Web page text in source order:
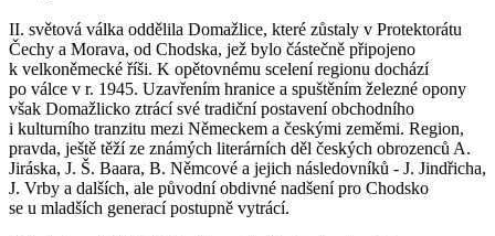
II. světová válka oddělila Domažlice, které zůstaly v Protektorátu
Čechy a Morava, od Chodska, jež bylo částečně připojeno
k velkoněmecké říši. K opětovnému scelení regionu dochází
po válce v r. 1945. Uzavřením hranice a spuštěním železné opony
však Domažlicko ztrácí své tradiční postavení obchodního
i kulturního tranzitu mezi Německem a českými zeměmi. Region,
pravda, ještě těží ze známých literárních děl českých obrozenců A.
Jiráska, J. Š. Baara, B. Němcové a jejich následovníků - J. Jindřicha,
J. Vrby a dalších, ale původní obdivné nadšení pro Chodsko
se u mladších generací postupně vytrácí.